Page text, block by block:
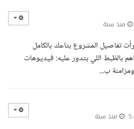
منذ سنة
تفاصيل المشروع بتاعك بالكامل
بالظبط اللي بتدور عليه: فيديوهات
ب...
منذ سنة